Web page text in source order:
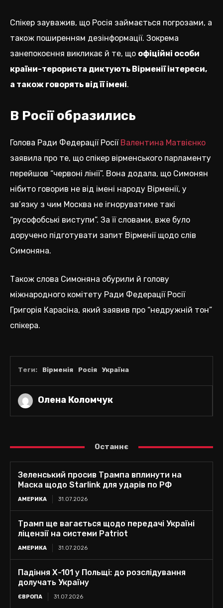
Спікер зауважив, що Росія займається погрозами, а
також поширенням дезінформації. Зокрема
занепокоєння викликає й те, що офіційні особи
країни-терориста диктують Вірменії інтереси,
а також говорять від її імені.
В Росії образились
Голова Ради Федерації Росії Валентина Матвієнко
заявила про те, що спікер вірменського парламенту
перейшов “червоні лінії”. Вона додала, що Симонян
нібито говорив не від імені народу Вірменії, у
зв’язку з чим Москва не ігноруватиме такі
“русофобські виступи”. За її словами, вже було
доручено підготувати запит Вірменії щодо слів
Симоняна.
Також слова Симоняна обурили й голову
міжнародного комітету Ради Федерації Росії
Григорія Карасіна, який заявив про “недружній тон”
спікера.
Олена Коломчук
Теги: Вірменія Росія Україна
Останнє
Зеленський просив Трампа вплинути на
Маска щодо Starlink для ударів по РФ
АМЕРИКА 31.07.2026
Трамп ще вагається щодо передачі Україні
ліцензії на системи Patriot
АМЕРИКА 31.07.2026
Падіння Х-101 у Польщі: до розслідування
долучать Україну
ЄВРОПА 31.07.2026